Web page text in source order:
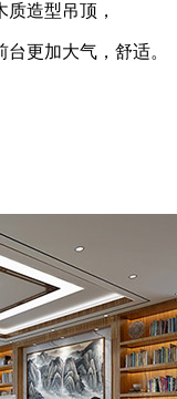
造型吊顶，
更加大气，舒适。